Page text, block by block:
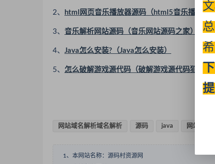
2、 html网页音乐播放器源码（html5音乐播放器
3、 音乐解析网站源码（音乐网站源码之家）
4、 Java怎么安装?（Java怎么安装）
5、 怎么破解游戏源代码（破解游戏源代码犯法吗
网站域名解析域名解析 源码 java 网站域名
1、本网站名称：源码村资源网